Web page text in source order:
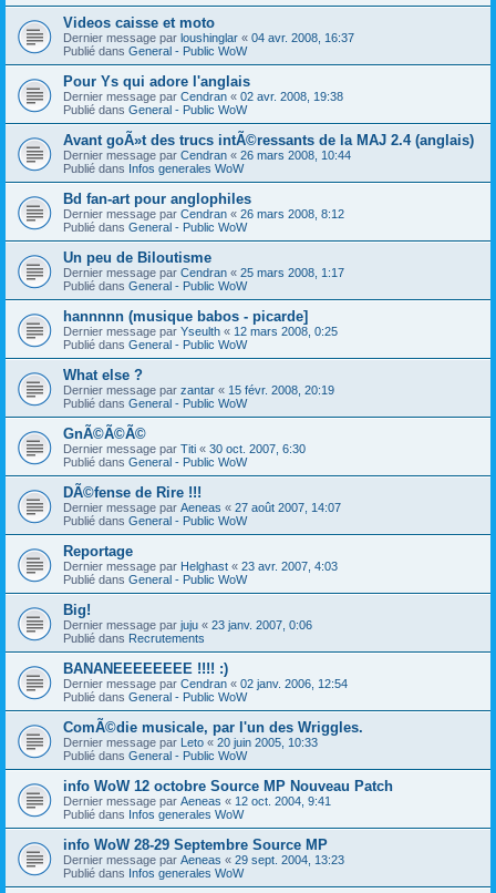
Videos caisse et moto
Dernier message par loushinglar « 04 avr. 2008, 16:37
Publié dans General - Public WoW
Pour Ys qui adore l'anglais
Dernier message par Cendran « 02 avr. 2008, 19:38
Publié dans General - Public WoW
Avant goÃ»t des trucs intÃ©ressants de la MAJ 2.4 (anglais)
Dernier message par Cendran « 26 mars 2008, 10:44
Publié dans Infos generales WoW
Bd fan-art pour anglophiles
Dernier message par Cendran « 26 mars 2008, 8:12
Publié dans General - Public WoW
Un peu de Biloutisme
Dernier message par Cendran « 25 mars 2008, 1:17
Publié dans General - Public WoW
hannnnn (musique babos - picarde]
Dernier message par Yseulth « 12 mars 2008, 0:25
Publié dans General - Public WoW
What else ?
Dernier message par zantar « 15 févr. 2008, 20:19
Publié dans General - Public WoW
GnÃ©Ã©Ã©
Dernier message par Titi « 30 oct. 2007, 6:30
Publié dans General - Public WoW
DÃ©fense de Rire !!!
Dernier message par Aeneas « 27 août 2007, 14:07
Publié dans General - Public WoW
Reportage
Dernier message par Helghast « 23 avr. 2007, 4:03
Publié dans General - Public WoW
Big!
Dernier message par juju « 23 janv. 2007, 0:06
Publié dans Recrutements
BANANEEEEEEEE !!!! :)
Dernier message par Cendran « 02 janv. 2006, 12:54
Publié dans General - Public WoW
ComÃ©die musicale, par l'un des Wriggles.
Dernier message par Leto « 20 juin 2005, 10:33
Publié dans General - Public WoW
info WoW 12 octobre Source MP Nouveau Patch
Dernier message par Aeneas « 12 oct. 2004, 9:41
Publié dans Infos generales WoW
info WoW 28-29 Septembre Source MP
Dernier message par Aeneas « 29 sept. 2004, 13:23
Publié dans Infos generales WoW